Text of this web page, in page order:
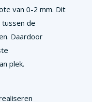
van 0-2 mm. Dit
de
Daardoor
plek.